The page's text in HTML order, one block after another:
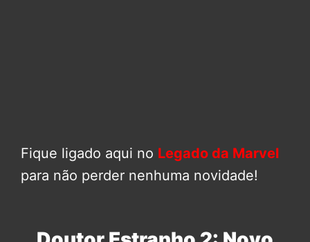
Fique ligado aqui no Legado da Marvel
para não perder nenhuma novidade!